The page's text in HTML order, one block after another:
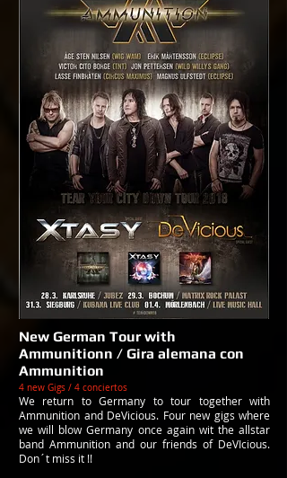
New German Tour with
Ammunitionn / Gira alemana con
Ammunition
4 new Gigs / 4 conciertos
We return to Germany to tour together with
Ammunition and DeVicious. Four new gigs where
we will blow Germany once again wit the allstar
band Ammunition and our friends of DeVIcious.
Don´t miss it !!